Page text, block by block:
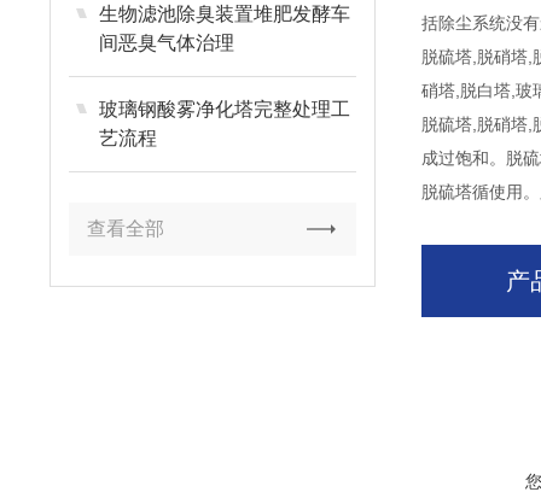
生物滤池除臭装置堆肥发酵车
间恶臭气体治理
玻璃钢酸雾净化塔完整处理工
艺流程
查看全部
括除尘系统没
脱硫塔,脱硝塔,
硝塔,脱白塔,玻
脱硫塔,脱硝塔,
成过饱和。脱
脱硫塔循使用
产